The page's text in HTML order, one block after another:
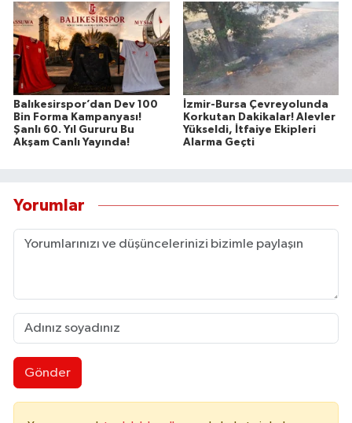
Balıkesirspor’dan Dev 100
Bin Forma Kampanyası!
Şanlı 60. Yıl Gururu Bu
Akşam Canlı Yayında!
İzmir-Bursa Çevreyolunda
Korkutan Dakikalar! Alevler
Yükseldi, İtfaiye Ekipleri
Alarma Geçti
Yorumlar
Gönder